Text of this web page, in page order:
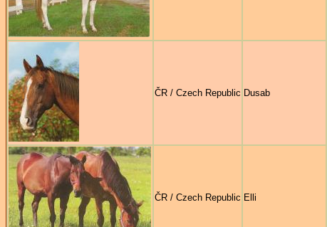
ČR / Czech Republic Dusab
ČR / Czech Republic Elli